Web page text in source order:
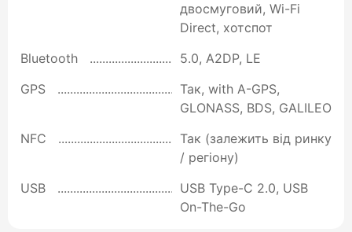
двосмуговий, Wi-Fi
Direct, хотспот
Bluetooth
5.0, A2DP, LE
GPS
Так, with A-GPS,
GLONASS, BDS, GALILEO
NFC
Так (залежить від ринку
/ регіону)
USB
USB Type-C 2.0, USB
On-The-Go